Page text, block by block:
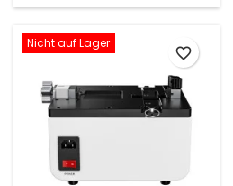
Nicht auf Lager
favorite_border